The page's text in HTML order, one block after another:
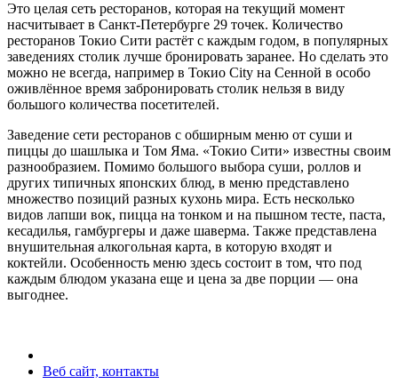
Это целая сеть ресторанов, которая на текущий момент
насчитывает в Санкт-Петербурге 29 точек. Количество
ресторанов Токио Сити растёт с каждым годом, в популярных
заведениях столик лучше бронировать заранее. Но сделать это
можно не всегда, например в Токио City на Сенной в особо
оживлённое время забронировать столик нельзя в виду
большого количества посетителей.
Заведение сети ресторанов с обширным меню от суши и
пиццы до шашлыка и Том Яма. «Токио Сити» известны своим
разнообразием. Помимо большого выбора суши, роллов и
других типичных японских блюд, в меню представлено
множество позиций разных кухонь мира. Есть несколько
видов лапши вок, пицца на тонком и на пышном тесте, паста,
кесадилья, гамбургеры и даже шаверма. Также представлена
внушительная алкогольная карта, в которую входят и
коктейли. Особенность меню здесь состоит в том, что под
каждым блюдом указана еще и цена за две порции — она
выгоднее.
Веб сайт, контакты